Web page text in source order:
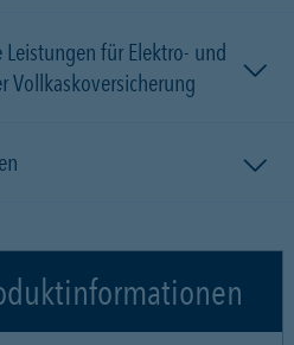
für Elektro- und
Vollkaskoversicherung